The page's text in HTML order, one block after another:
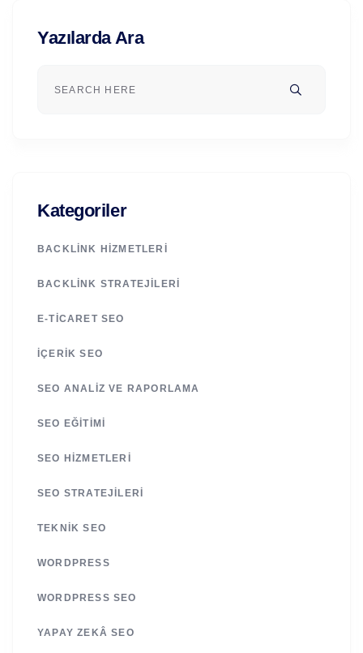
Yazılarda Ara
Kategoriler
BACKLINK HIZMETLERI
BACKLINK STRATEJILERI
E-TICARET SEO
İÇERIK SEO
SEO ANALIZ VE RAPORLAMA
SEO EĞITIMI
SEO HIZMETLERI
SEO STRATEJILERI
TEKNIK SEO
WORDPRESS
WORDPRESS SEO
YAPAY ZEKÂ SEO